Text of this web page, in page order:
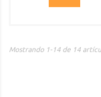
Mostrando 1-14 de 14